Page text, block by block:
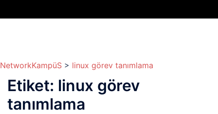
NetworkKampüS > linux görev tanımlama
Etiket: linux görev
tanımlama